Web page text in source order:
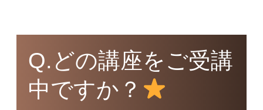
Q.どの講座をご受講
中ですか？